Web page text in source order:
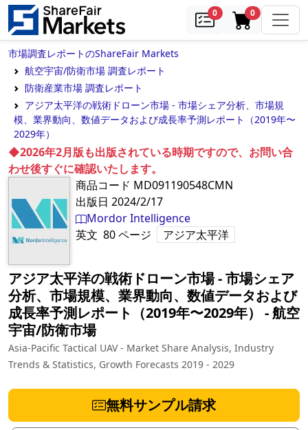
0samples0in cart
市場調査レポートのShareFair Markets
航空宇宙/防衛市場 調査レポート
防衛産業市場 調査レポート
アジア太平洋の戦術ドローン市場 - 市場シェア分析、市場規
模、業界動向、数値データおよび成長率予測レポート（2019年〜
2029年）
◆2026年2月版も出版されている時期ですので、お問い合
わせ後すぐに確認いたします。
商品コード MD091190548CMN
出版日 2024/2/17
Mordor Intelligence
英文 80ページ アジア太平洋
アジア太平洋の戦術ドローン市場 - 市場シェア
分析、市場規模、業界動向、数値データおよび
成長率予測レポート（2019年〜2029年）
‐航空
宇宙/防衛市場
Asia-Pacific Tactical UAV - Market Share Analysis, Industry
Trends & Statistics, Growth Forecasts 2019 - 2029
無料サンプル請求